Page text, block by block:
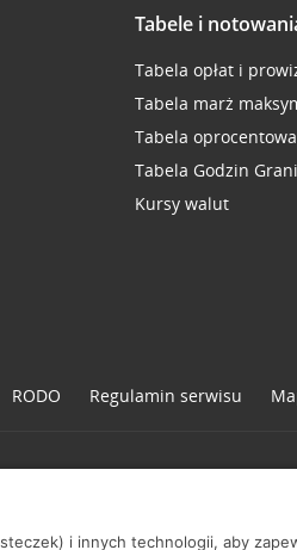
Tabele i
Tabela opłat i
Tabela marż
Tabela
Tabela Godzin
Kursy walut
RODO Regulamin serwisu
zastrzeżone
i innych technologii, aby